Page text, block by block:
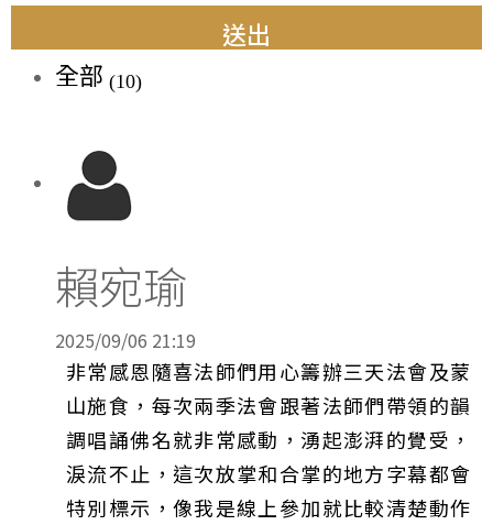
送出
全部 (10)
賴宛瑜
2025/09/06 21:19
非常感恩隨喜法師們用心籌辦三天法會及蒙
山施食，每次兩季法會跟著法師們帶領的韻
調唱誦佛名就非常感動，湧起澎湃的覺受，
淚流不止，這次放掌和合掌的地方字幕都會
特別標示，像我是線上參加就比較清楚動作